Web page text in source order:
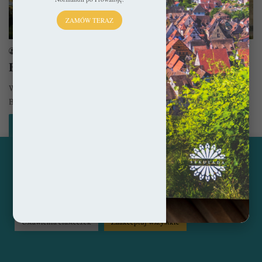
Polska
Bystrzyca Kłodzka – Dolnośląski klejnocik
Wiadomo, że Dolny Śląsk usłany jest ogromem klejnocików, ale
Bystrzyca Kłodzka zdaje się świecić na ich tle najjaśniej. I to…
© Copyright 2014 - 2026, All Rights Reserved by sekulada.com
PinterestInstagram
Ta strona korzysta z ciasteczek, aby świadczyć usługi na
najwyższym poziomie. Klikając opcję "Zaakceptuj wszystkie"
zgadzasz się na użycie wszystkich ciasteczek. Możesz również
przejść do "Ustawień Ciasteczek", aby zgodzić się tylko na
Czytaj więcej...
Ustawienia ciasteczek Zaakceptuj wszystkie
ZAMÓW TERAZ